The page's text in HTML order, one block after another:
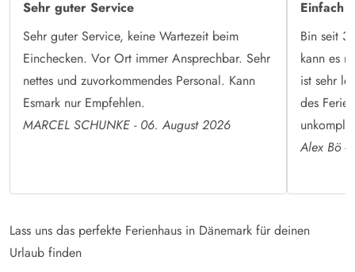
Sehr guter Service
Sehr guter Service, keine Wartezeit beim
Einchecken. Vor Ort immer Ansprechbar. Sehr
nettes und zuvorkommendes Personal. Kann
Esmark nur Empfehlen.
MARCEL SCHUNKE - 06. August 2026
Einfach
Bin seit 3
kann es
ist sehr
des
Alex Bö -
Lass uns das perfekte Ferienhaus in Dänemark für deinen
Urlaub finden